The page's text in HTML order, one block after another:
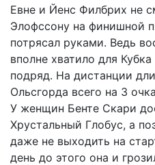
Евне и Йенс Филбрих не
Элофссону на финишной
потрясал руками. Ведь
вполне хватило для
подряд. На дистанции
Ольсгорда всего на 3
У женщин Бенте Скари
Хрустальный Глобус, а
даже не выходить на
день до этого она и